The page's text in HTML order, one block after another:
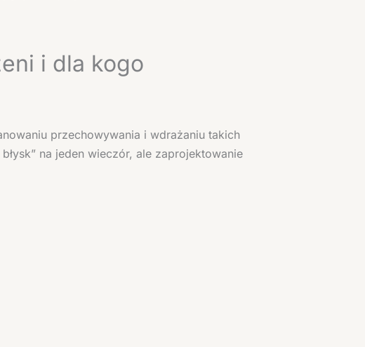
i dla kogo
przechowywania i wdrażaniu takich
na jeden wieczór, ale zaprojektowanie